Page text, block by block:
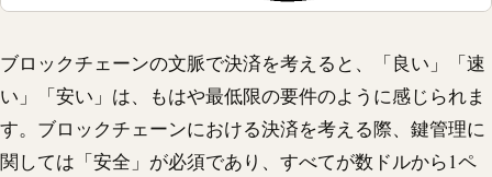
ブロックチェーンの文脈で決済を考えると、「良い」「速
い」「安い」は、もはや最低限の要件のように感じられま
す。ブロックチェーンにおける決済を考える際、鍵管理に
関しては「安全」が必須であり、すべてが数ドルから1ペ